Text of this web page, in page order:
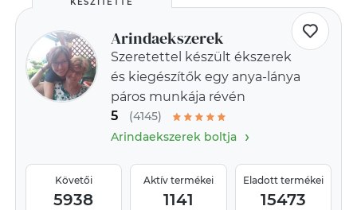
Arindaekszerek
Szeretettel készült ékszerek
és kiegészítők egy anya-lánya
páros munkája révén
5
(4145)
Arindaekszerek boltja›
Követői
5938
Aktív termékei
1141
Eladott termékei
15473